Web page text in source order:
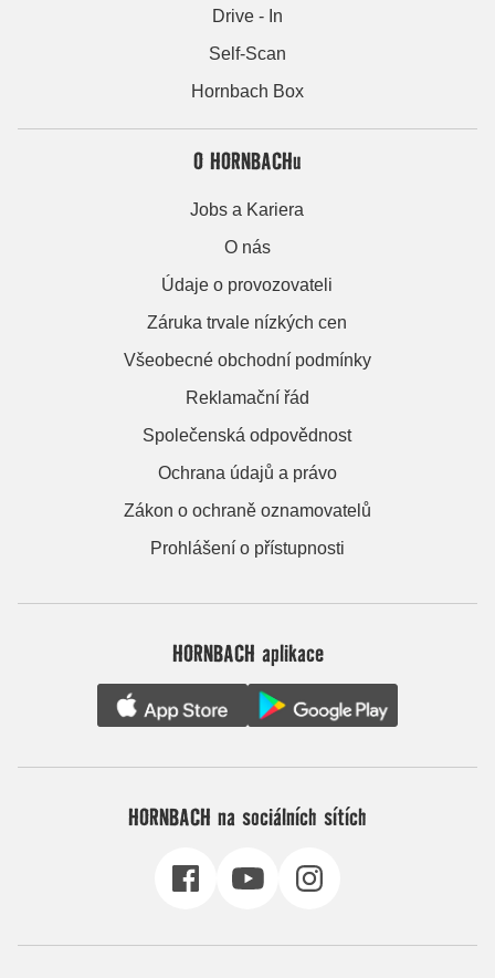
Drive - In
Self-Scan
Hornbach Box
O HORNBACHu
Jobs a Kariera
O nás
Údaje o provozovateli
Záruka trvale nízkých cen
Všeobecné obchodní podmínky
Reklamační řád
Společenská odpovědnost
Ochrana údajů a právo
Zákon o ochraně oznamovatelů
Prohlášení o přístupnosti
HORNBACH aplikace
HORNBACH na sociálních sítích